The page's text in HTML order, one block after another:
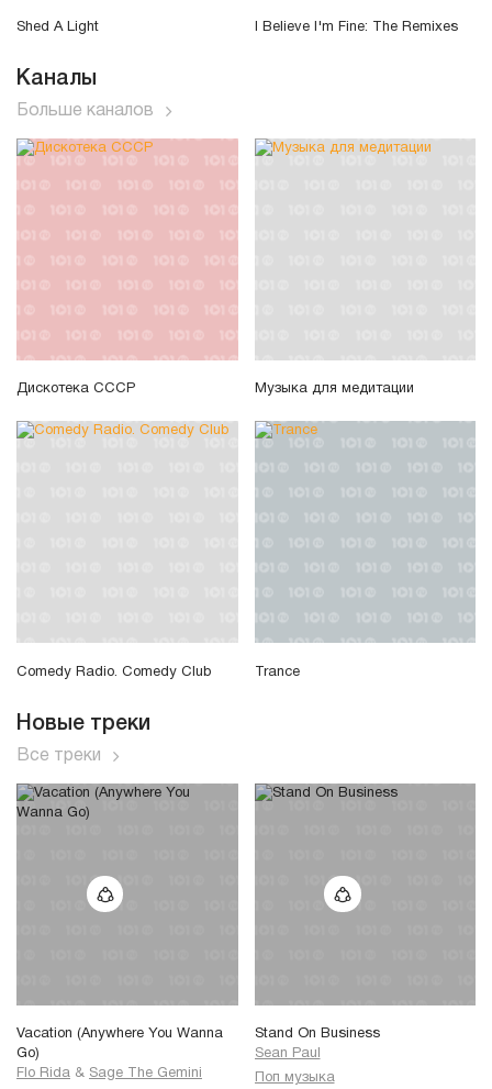
Shed A Light I Believe I'm Fine: The Remixes
Каналы
Больше каналов
Дискотека СССР Музыка для медитации
Comedy Radio. Comedy Club Trance
Новые треки
Все треки
Vacation (Anywhere You Wanna
Go)
Flo Rida & Sage The Gemini
Stand On Business
Sean Paul
Поп музыка